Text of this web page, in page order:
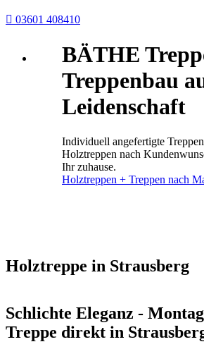
 03601 408410
BÄTHE
Treppenbau
Leidenschaft
Individuell angefertigte
Holztreppen nach
Ihr zuhause.
Holztreppen + Treppen nach
Holztreppe in Strausberg
Schlichte Eleganz -
Treppe direkt in